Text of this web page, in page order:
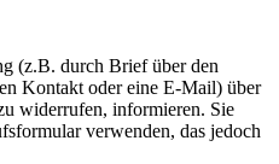
(z.B. durch Brief über den
Kontakt oder eine E-Mail) über
widerrufen, informieren. Sie
verwenden, das jedoch